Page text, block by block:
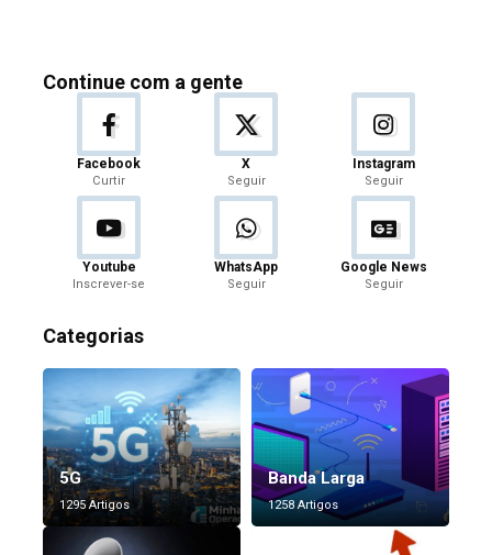
Continue com a gente
Facebook
Curtir
X
Seguir
Instagram
Seguir
Youtube
Inscrever-se
WhatsApp
Seguir
Google News
Seguir
Categorias
5G
1295 Artigos
Banda Larga
1258 Artigos